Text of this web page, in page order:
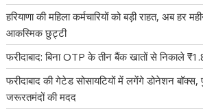
हरियाणा की महिला कर्मचारियों को बड़ी राहत, अब हर
आकस्मिक छुट्टी
फरीदाबाद: बिना OTP के तीन बैंक खातों से निकाले
फरीदाबाद की गेटेड सोसायटियों में लगेंगे डोनेशन बॉक्स,
जरूरतमंदों की मदद